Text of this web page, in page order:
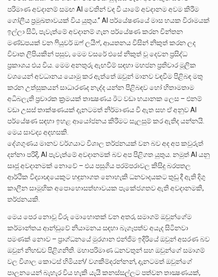
පරිමාණ අවදානම් සමඟ AI වෙතින් වඳ වී යාමේ අවදානම අවම කිරීම
ගෝලීය ප්‍රමුඛතාවයක් විය යුතුය.” AI පර්යේෂණයේ මාස හයක විරාමයක්
ඉල්ලා සිටි, පැවැත්මේ අවදානම් ගැන පර්යේෂණ කරන චින්තන
මණ්ඩපයක් වන ෆියුචර් ඔෆ් ලයිෆ්, ආයතනය විසින් නිකුත් කරන ලද
විවෘත ලිපියකින් පසුව, මෙම වසරේ එසේ නිකුත් වූ දෙවන ප්‍රසිද්ධ
ප්‍රකාශය එය විය. මෙම අනතුරු ඇඟවීම් සඳහා මහජන ප්‍රතිචාර මූලික
වශයෙන් අවධානය යොමු කර ඇත්තේ ඔවුන් මානව වඳවීම පිළිබඳ මතු
කරන උත්සුකයන් සාධාරණද නැද්ද යන්න පිළිබඳව හෝ හිතාමතාම
අධිබලැති ප්‍රචාරක ක්‍රමයක් තාක්‍ෂණය ඊට වඩා භයානක ලෙස – එනම්
වඩා උසස් තාක්ෂණයක් දැනටමත් නිර්මාණය වී ඇත සහ ඒ අනුව AI
පර්යේෂණ සඳහා ඉහළ ආයෝජනය කිරීමට සැලසුම් කර ඇතිද යන්නයි.
මෙය සාවද්‍ය අදහසකි.
දේශගුණය මානව වර්ගයාට විශාල තර්ජනයක් වන බව අද අප කවුරුත්
දන්නා පරිදි, AI පැවැත්මේ අවදානමක් බව අප පිළිගත යුතුය. නමුත් AI යනු
සෘජු අවදානමක් නොවේ – එය පසුගිය පරම්පරාවල කිසිදු බරපතල
ආර්ථික විද්‍යාඥයෙකුට හඳුනාගත නොහැකි ධනවාදයකට තුඩු දී ඇති දිගු
කාලීන සාමූහික අපොහොසත්භාවයක පැකේජගතව ඇති අවදානමකි,
තර්ජනයකි.
මෙය පෙර නොවූ විරූ මොහොතක් වන අතර, සමාගම් ඔවුන්ගේම
කර්මාන්තය ආන්ඩුවේ නියාමනය සඳහා බැගෑපත්ව අයැද සිටිනවා
පමණක් නොව – ප්‍රාග්ධනයේ මුරගාන එන්ජිම ඉදිරියේ ඔවුන් අසරණ බව
ඔවුන් නිහඬව පිළිගනිති. මහාපරිමාණ ධනවතුන් සහ ඔවුන්ගේ සමාගම්
වල විශාල කොටස් හිමියන්/ වගකීම්දරන්නන්, දැනටමත් ඔවුන්ගේ
පාලනයෙන් බැහැර විය හැකි යැයි කනස්සල්ලට පත්වන තාක්‍ෂණයක්,